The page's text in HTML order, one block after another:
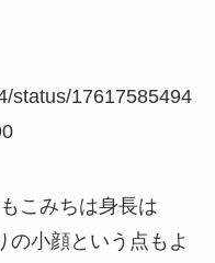
status/17617585494
こみちは身長は
の小顔という点もよ